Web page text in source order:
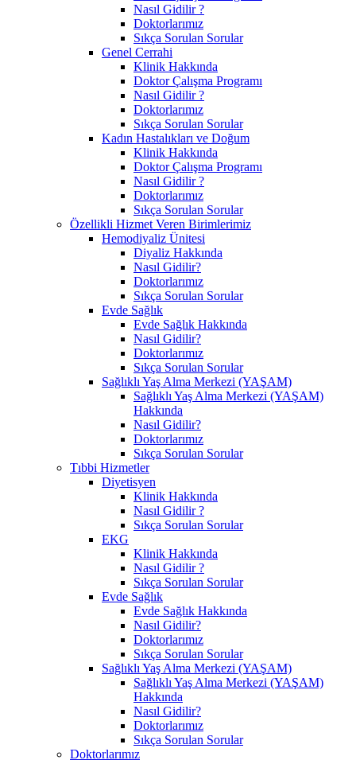
Nasıl Gidilir ?
Doktorlarımız
Sıkça Sorulan Sorular
Genel Cerrahi
Klinik Hakkında
Doktor Çalışma Programı
Nasıl Gidilir ?
Doktorlarımız
Sıkça Sorulan Sorular
Kadın Hastalıkları ve Doğum
Klinik Hakkında
Doktor Çalışma Programı
Nasıl Gidilir ?
Doktorlarımız
Sıkça Sorulan Sorular
Özellikli Hizmet Veren Birimlerimiz
Hemodiyaliz Ünitesi
Diyaliz Hakkında
Nasıl Gidilir?
Doktorlarımız
Sıkça Sorulan Sorular
Evde Sağlık
Evde Sağlık Hakkında
Nasıl Gidilir?
Doktorlarımız
Sıkça Sorulan Sorular
Sağlıklı Yaş Alma Merkezi (YAŞAM)
Sağlıklı Yaş Alma Merkezi (YAŞAM)
Hakkında
Nasıl Gidilir?
Doktorlarımız
Sıkça Sorulan Sorular
Tıbbi Hizmetler
Diyetisyen
Klinik Hakkında
Nasıl Gidilir ?
Sıkça Sorulan Sorular
EKG
Klinik Hakkında
Nasıl Gidilir ?
Sıkça Sorulan Sorular
Evde Sağlık
Evde Sağlık Hakkında
Nasıl Gidilir?
Doktorlarımız
Sıkça Sorulan Sorular
Sağlıklı Yaş Alma Merkezi (YAŞAM)
Sağlıklı Yaş Alma Merkezi (YAŞAM)
Hakkında
Nasıl Gidilir?
Doktorlarımız
Sıkça Sorulan Sorular
Doktorlarımız